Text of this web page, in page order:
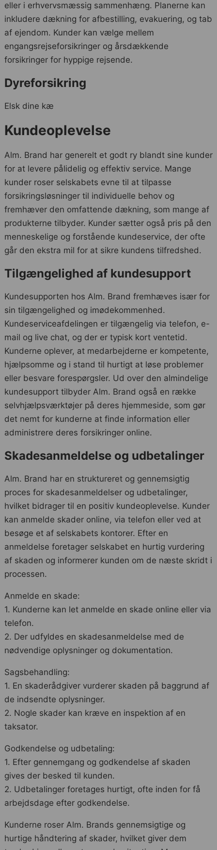
eller i erhvervsmæssig sammenhæng. Planerne kan
inkludere dækning for afbestilling, evakuering, og tab
af ejendom. Kunder kan vælge mellem
engangsrejseforsikringer og årsdækkende
forsikringer for hyppige rejsende.
Dyreforsikring
Elsk dine kæ
Kundeoplevelse
Alm. Brand har generelt et godt ry blandt sine kunder
for at levere pålidelig og effektiv service. Mange
kunder roser selskabets evne til at tilpasse
forsikringsløsninger til individuelle behov og
fremhæver den omfattende dækning, som mange af
produkterne tilbyder. Kunder sætter også pris på den
menneskelige og forstående kundeservice, der ofte
går den ekstra mil for at sikre kundens tilfredshed.
Tilgængelighed af kundesupport
Kundesupporten hos Alm. Brand fremhæves især for
sin tilgængelighed og imødekommenhed.
Kundeserviceafdelingen er tilgængelig via telefon, e-
mail og live chat, og der er typisk kort ventetid.
Kunderne oplever, at medarbejderne er kompetente,
hjælpsomme og i stand til hurtigt at løse problemer
eller besvare forespørgsler. Ud over den almindelige
kundesupport tilbyder Alm. Brand også en række
selvhjælpsværktøjer på deres hjemmeside, som gør
det nemt for kunderne at finde information eller
administrere deres forsikringer online.
Skadesanmeldelse og udbetalinger
Alm. Brand har en struktureret og gennemsigtig
proces for skadesanmeldelser og udbetalinger,
hvilket bidrager til en positiv kundeoplevelse. Kunder
kan anmelde skader online, via telefon eller ved at
besøge et af selskabets kontorer. Efter en
anmeldelse foretager selskabet en hurtig vurdering
af skaden og informerer kunden om de næste skridt i
processen.
Anmelde en skade:
1. Kunderne kan let anmelde en skade online eller via
telefon.
2. Der udfyldes en skadesanmeldelse med de
nødvendige oplysninger og dokumentation.
Sagsbehandling:
1. En skaderådgiver vurderer skaden på baggrund af
de indsendte oplysninger.
2. Nogle skader kan kræve en inspektion af en
taksator.
Godkendelse og udbetaling:
1. Efter gennemgang og godkendelse af skaden
gives der besked til kunden.
2. Udbetalinger foretages hurtigt, ofte inden for få
arbejdsdage efter godkendelse.
Kunderne roser Alm. Brands gennemsigtige og
hurtige håndtering af skader, hvilket giver dem